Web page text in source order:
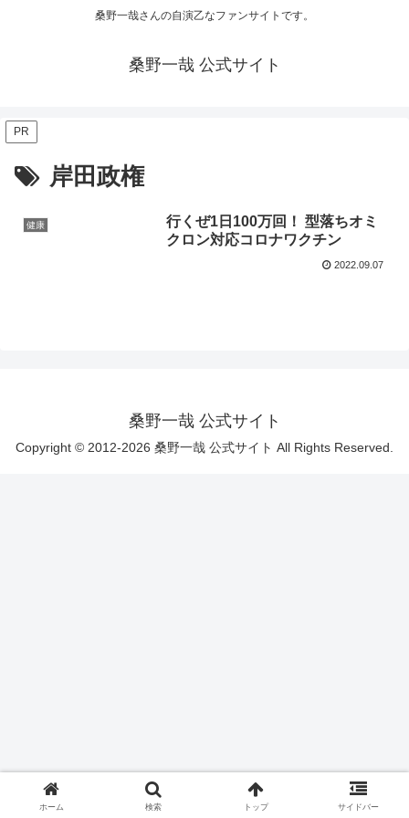
桑野一哉さんの自演乙なファンサイトです。
桑野一哉 公式サイト
PR
岸田政権
健康
行くぜ1日100万回！ 型落ちオミ
クロン対応コロナワクチン
2022.09.07
桑野一哉 公式サイト
Copyright © 2012-2026 桑野一哉 公式サイト All Rights Reserved.
ホーム 検索 トップ サイドバー